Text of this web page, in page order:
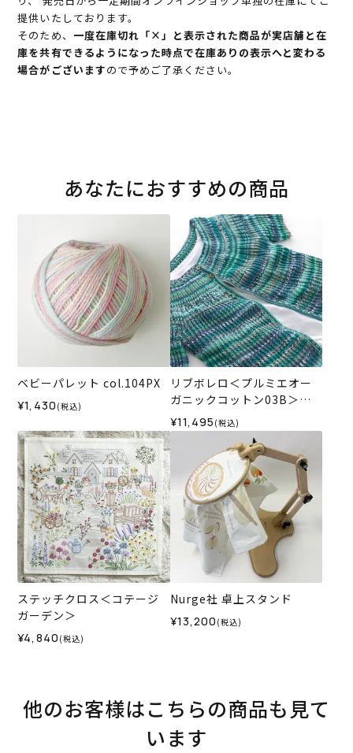
提供いたしております。
そのため、 一度在庫切れ「×」と表示された商品が実店舗と在
庫を共有できるようになった時点で在庫ありの表示へと変わる
場合がございますので予めご了承ください。
あなたにおすすめの商品
ベビーパレット col.104PX
¥1,430 (税込)
リブボレロ＜プルミエオー
ガニックコットン03B＞
（編み物 材料セット）
¥11,495 (税込)
ステッチクロス＜コテージ
ガーデン＞
¥4,840 (税込)
Nurge社 卓上スタンド
¥13,200 (税込)
他のお客様はこちらの商品も見て
います